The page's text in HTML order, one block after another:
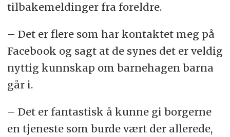
tilbakemeldinger fra foreldre.
– Det er flere som har kontaktet meg på
Facebook og sagt at de synes det er veldig
nyttig kunnskap om barnehagen barna
går i.
– Det er fantastisk å kunne gi borgerne
en tjeneste som burde vært der allerede,